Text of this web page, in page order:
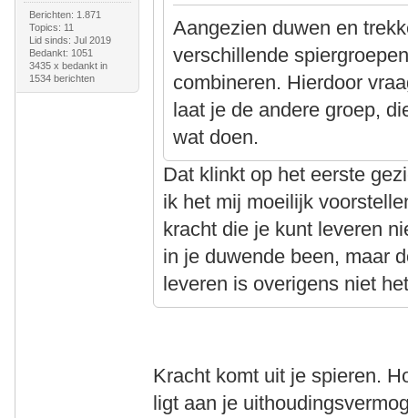
Berichten: 1.871
Topics: 11
Lid sinds: Jul 2019
Bedankt: 1051
3435 x bedankt in
1534 berichten
Aangezien duwen en
verschillende
combineren. Hierdoor
laat je de andere groep,
wat doen.
Dat klinkt op het eerste
ik het mij moeilijk
kracht die je kunt leveren
in je duwende been, maar
leveren is overigens niet
Kracht komt uit je spieren.
ligt aan je